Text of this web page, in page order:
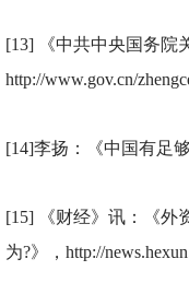
[13]
《中共中央国务
http://www.gov.cn/
[14]李扬：《中国有足
[15]
《财经》讯：《
为?》，http://